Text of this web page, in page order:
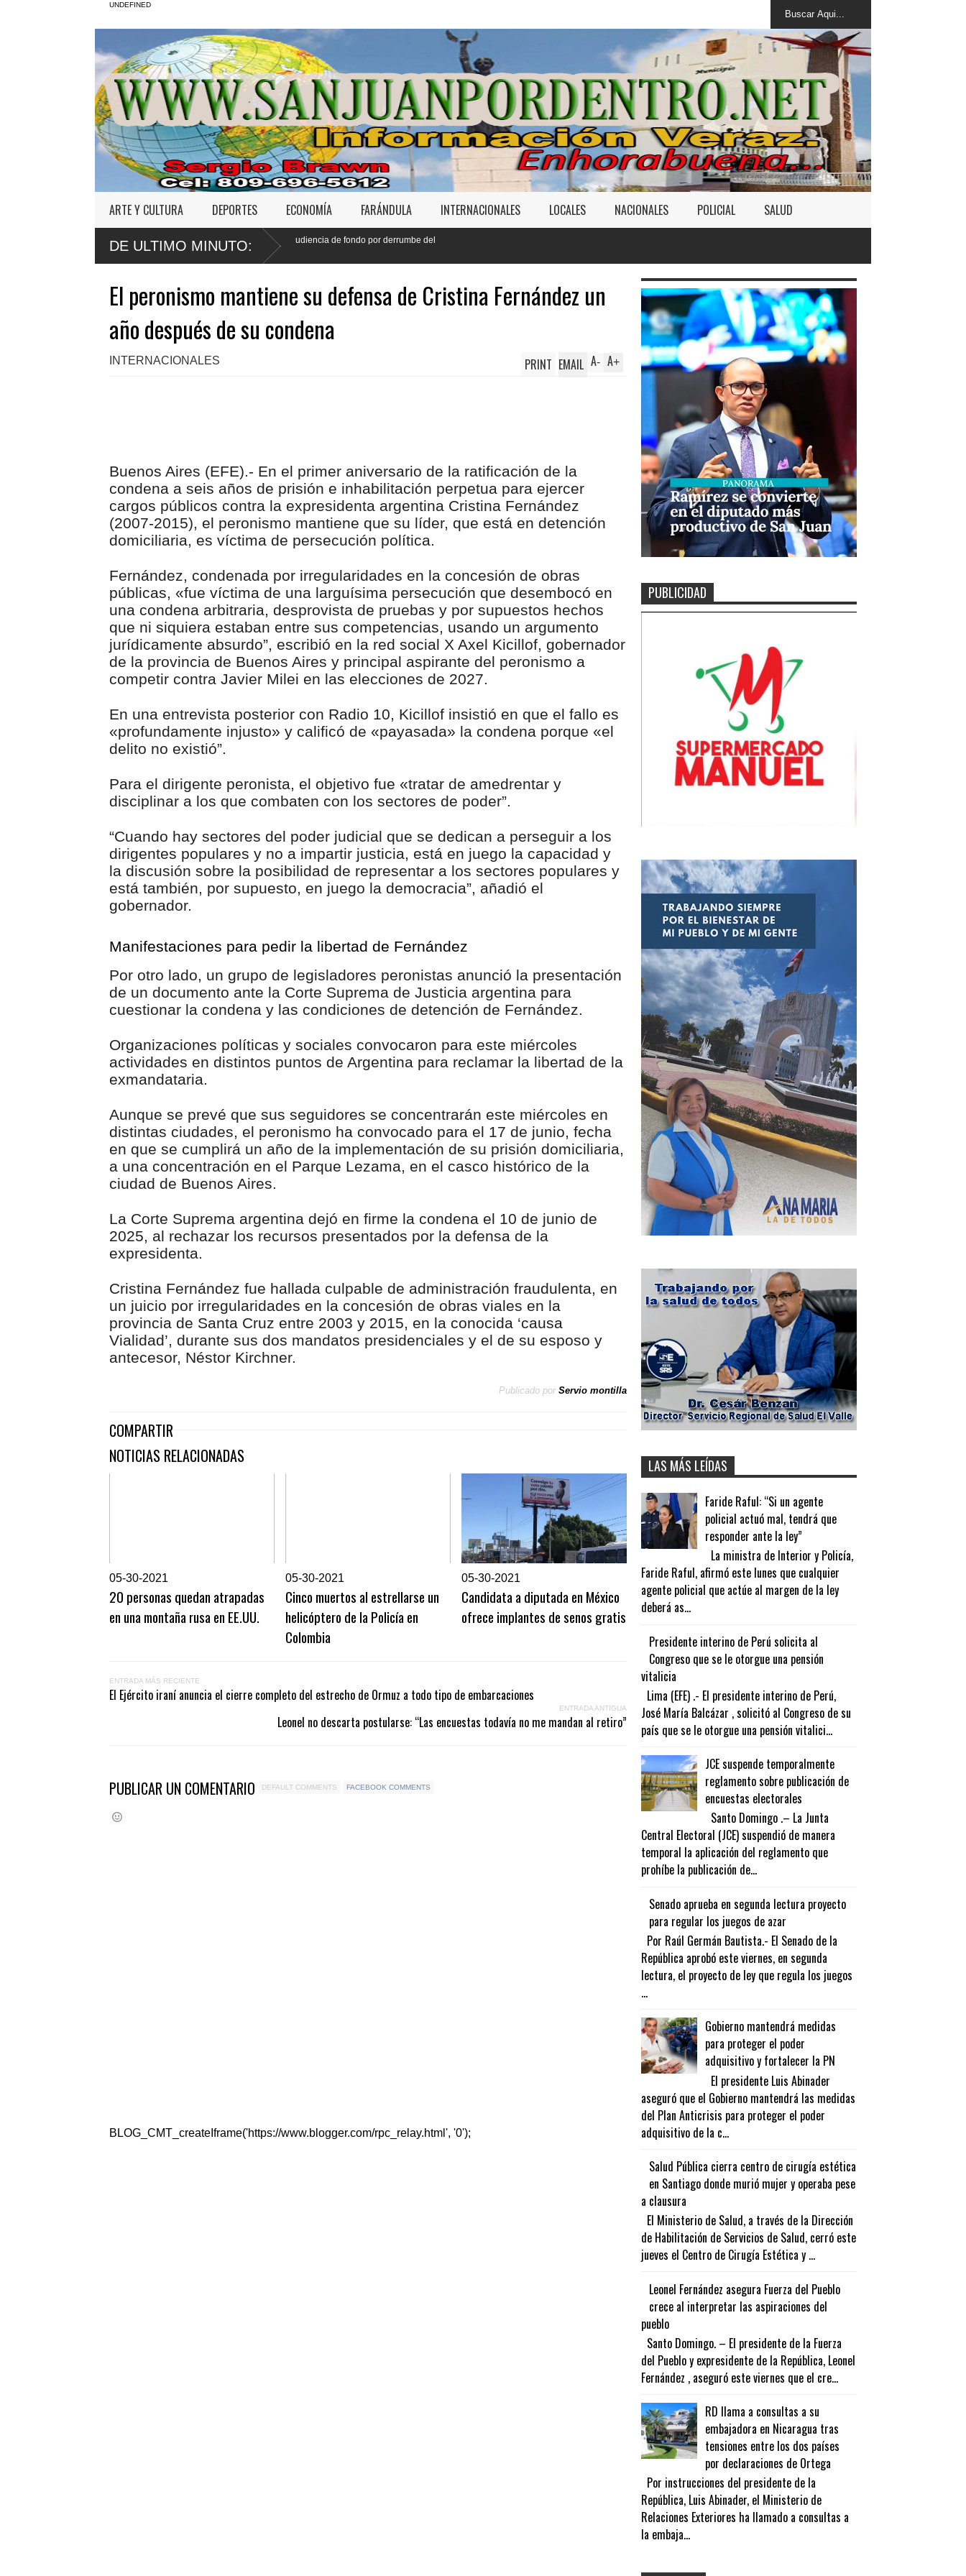
UNDEFINED
ARTE Y CULTURA DEPORTES ECONOMÍA FARÁNDULA INTERNACIONALES LOCALES NACIONALES POLICIAL SALUD
DE ULTIMO MINUTO:
Tribunal fija para agosto primera audiencia de fondo por derrumbe del
El peronismo mantiene su defensa de Cristina Fernández un
año después de su condena
INTERNACIONALES A+
A-
PRINT EMAIL
Buenos Aires (EFE).- En el primer aniversario de la ratificación de la
condena a seis años de prisión e inhabilitación perpetua para ejercer
cargos públicos contra la expresidenta argentina Cristina Fernández
(2007-2015), el peronismo mantiene que su líder, que está en detención
domiciliaria, es víctima de persecución política.
Fernández, condenada por irregularidades en la concesión de obras
públicas, «fue víctima de una larguísima persecución que desembocó en
una condena arbitraria, desprovista de pruebas y por supuestos hechos
que ni siquiera estaban entre sus competencias, usando un argumento
jurídicamente absurdo”, escribió en la red social X Axel Kicillof, gobernador
de la provincia de Buenos Aires y principal aspirante del peronismo a
competir contra Javier Milei en las elecciones de 2027.
En una entrevista posterior con Radio 10, Kicillof insistió en que el fallo es
«profundamente injusto» y calificó de «payasada» la condena porque «el
delito no existió”.
Para el dirigente peronista, el objetivo fue «tratar de amedrentar y
disciplinar a los que combaten con los sectores de poder”.
“Cuando hay sectores del poder judicial que se dedican a perseguir a los
dirigentes populares y no a impartir justicia, está en juego la capacidad y
la discusión sobre la posibilidad de representar a los sectores populares y
está también, por supuesto, en juego la democracia”, añadió el
gobernador.
Manifestaciones para pedir la libertad de Fernández
Por otro lado, un grupo de legisladores peronistas anunció la presentación
de un documento ante la Corte Suprema de Justicia argentina para
cuestionar la condena y las condiciones de detención de Fernández.
Organizaciones políticas y sociales convocaron para este miércoles
actividades en distintos puntos de Argentina para reclamar la libertad de la
exmandataria.
Aunque se prevé que sus seguidores se concentrarán este miércoles en
distintas ciudades, el peronismo ha convocado para el 17 de junio, fecha
en que se cumplirá un año de la implementación de su prisión domiciliaria,
a una concentración en el Parque Lezama, en el casco histórico de la
ciudad de Buenos Aires.
La Corte Suprema argentina dejó en firme la condena el 10 de junio de
2025, al rechazar los recursos presentados por la defensa de la
expresidenta.
Cristina Fernández fue hallada culpable de administración fraudulenta, en
un juicio por irregularidades en la concesión de obras viales en la
provincia de Santa Cruz entre 2003 y 2015, en la conocida ‘causa
Vialidad’, durante sus dos mandatos presidenciales y el de su esposo y
antecesor, Néstor Kirchner.
Publicado por Servio montilla
COMPARTIR
NOTICIAS RELACIONADAS
05-30-2021
20 personas quedan atrapadas
en una montaña rusa en EE.UU.
05-30-2021
Cinco muertos al estrellarse un
helicóptero de la Policía en
Colombia
05-30-2021
Candidata a diputada en México
ofrece implantes de senos gratis
ENTRADA MÁS RECIENTE
El Ejército iraní anuncia el cierre completo del estrecho de Ormuz a todo tipo de embarcaciones
ENTRADA ANTIGUA
Leonel no descarta postularse: “Las encuestas todavía no me mandan al retiro”
PUBLICAR UN COMENTARIO DEFAULT COMMENTS FACEBOOK COMMENTS
BLOG_CMT_createIframe('https://www.blogger.com/rpc_relay.html', '0');
PUBLICIDAD
LAS MÁS LEÍDAS
Faride Raful: “Si un agente
policial actuó mal, tendrá que
responder ante la ley”
La ministra de Interior y Policía,
Faride Raful, afirmó este lunes que cualquier
agente policial que actúe al margen de la ley
deberá as...
Presidente interino de Perú solicita al
Congreso que se le otorgue una pensión
vitalicia
Lima (EFE) .- El presidente interino de Perú,
José María Balcázar , solicitó al Congreso de su
país que se le otorgue una pensión vitalici...
JCE suspende temporalmente
reglamento sobre publicación de
encuestas electorales
Santo Domingo .– La Junta
Central Electoral (JCE) suspendió de manera
temporal la aplicación del reglamento que
prohíbe la publicación de...
Senado aprueba en segunda lectura proyecto
para regular los juegos de azar
Por Raúl Germán Bautista.- El Senado de la
República aprobó este viernes, en segunda
lectura, el proyecto de ley que regula los juegos
...
Gobierno mantendrá medidas
para proteger el poder
adquisitivo y fortalecer la PN
El presidente Luis Abinader
aseguró que el Gobierno mantendrá las medidas
del Plan Anticrisis para proteger el poder
adquisitivo de la c...
Salud Pública cierra centro de cirugía estética
en Santiago donde murió mujer y operaba pese
a clausura
El Ministerio de Salud, a través de la Dirección
de Habilitación de Servicios de Salud, cerró este
jueves el Centro de Cirugía Estética y ...
Leonel Fernández asegura Fuerza del Pueblo
crece al interpretar las aspiraciones del
pueblo
Santo Domingo. – El presidente de la Fuerza
del Pueblo y expresidente de la República, Leonel
Fernández , aseguró este viernes que el cre...
RD llama a consultas a su
embajadora en Nicaragua tras
tensiones entre los dos países
por declaraciones de Ortega
Por instrucciones del presidente de la
República, Luis Abinader, el Ministerio de
Relaciones Exteriores ha llamado a consultas a
la embaja...